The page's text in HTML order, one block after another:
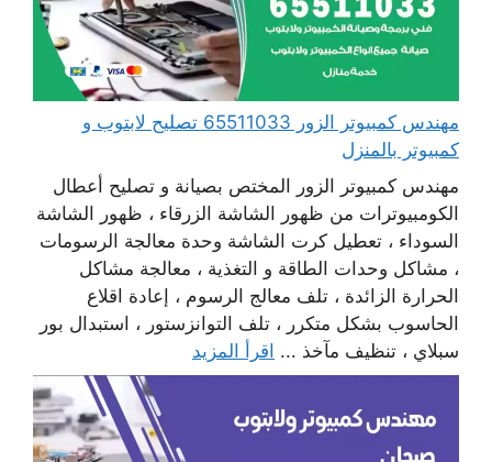
مهندس كمبيوتر الزور 65511033 تصليح لابتوب و
كمبيوتر بالمنزل
مهندس كمبيوتر الزور المختص بصيانة و تصليح أعطال
الكومبيوترات من ظهور الشاشة الزرقاء ، ظهور الشاشة
السوداء ، تعطيل كرت الشاشة وحدة معالجة الرسومات
، مشاكل وحدات الطاقة و التغذية ، معالجة مشاكل
الحرارة الزائدة ، تلف معالج الرسوم ، إعادة اقلاع
الحاسوب بشكل متكرر ، تلف التوانزستور ، استبدال بور
سبلاي ، تنظيف مآخذ ... اقرأ المزيد